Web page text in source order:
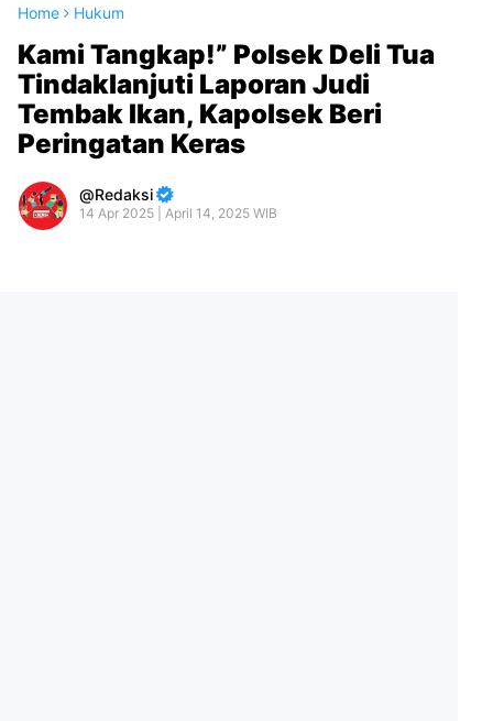
Home Hukum
Kami Tangkap!” Polsek Deli Tua
Tindaklanjuti Laporan Judi
Tembak Ikan, Kapolsek Beri
Peringatan Keras
Redaksi
14 Apr 2025 | April 14, 2025 WIB